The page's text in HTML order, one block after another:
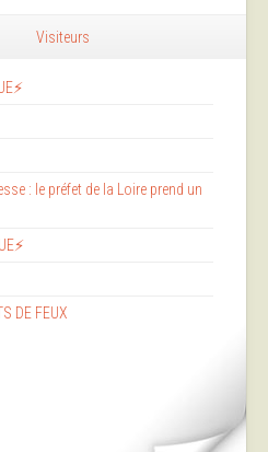
Visiteurs
: le préfet de la Loire prend un
DE FEUX